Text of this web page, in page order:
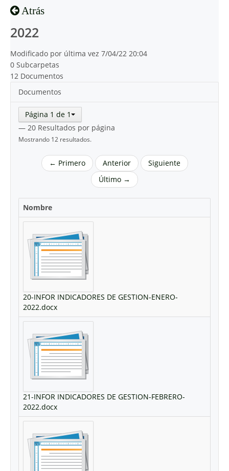
Atrás
2022
Modificado por última vez 7/04/22 20:04
0 Subcarpetas
12 Documentos
Documentos
Página 1 de 1
— 20 Resultados por página
Mostrando 12 resultados.
← Primero Anterior
Siguiente
Último →
Nombre
20-INFOR INDICADORES DE GESTION-ENERO-
2022.docx
21-INFOR INDICADORES DE GESTION-FEBRERO-
2022.docx